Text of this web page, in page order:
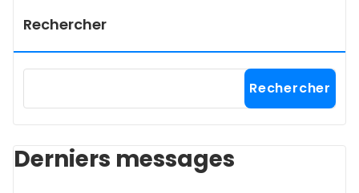
Rechercher
Rechercher
Derniers messages